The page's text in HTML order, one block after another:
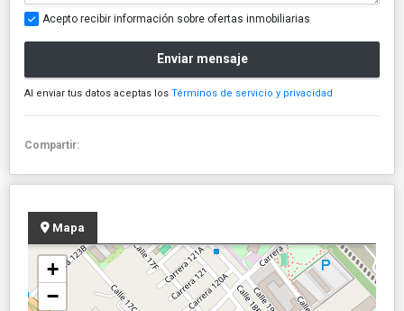
Acepto recibir información sobre ofertas inmobiliarias
Enviar mensaje
Al enviar tus datos aceptas los Términos de servicio y privacidad
Compartir:
Mapa
+
−